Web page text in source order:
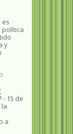
es
y
- 15 de
a